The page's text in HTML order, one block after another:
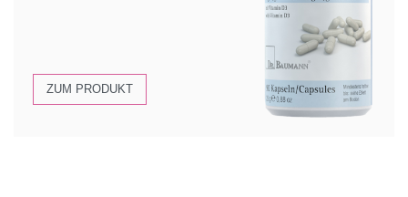
ZUM PRODUKT